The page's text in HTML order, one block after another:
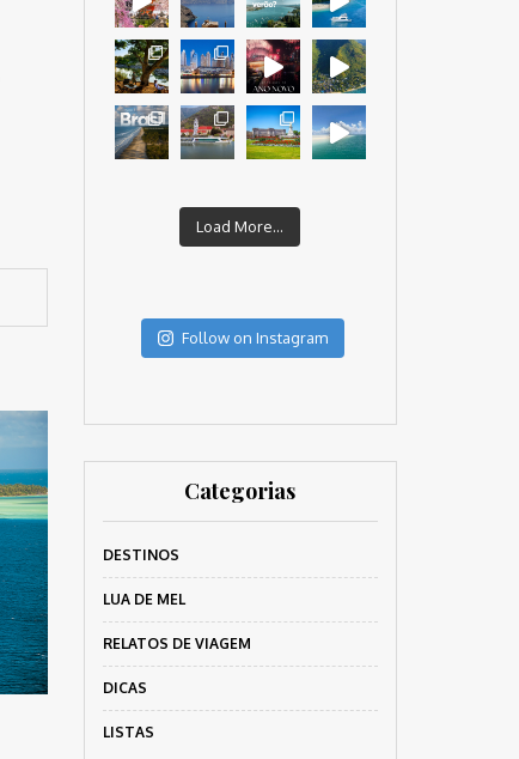
Load More...
Follow on Instagram
Categorias
DESTINOS
LUA DE MEL
RELATOS DE VIAGEM
DICAS
LISTAS